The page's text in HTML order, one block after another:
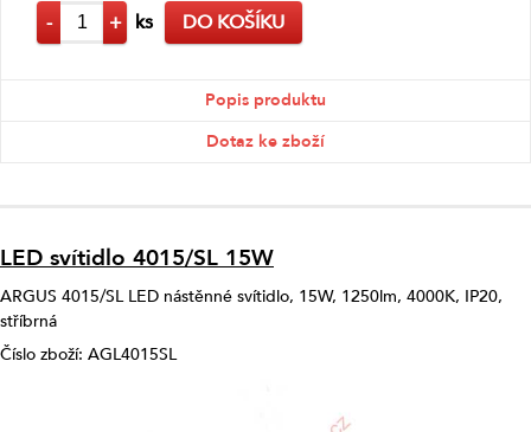
- + ks DO KOŠÍKU
Popis produktu
Dotaz ke zboží
LED svítidlo 4015/SL 15W
ARGUS 4015/SL LED nástěnné svítidlo, 15W, 1250lm, 4000K, IP20,
stříbrná
Číslo zboží: AGL4015SL